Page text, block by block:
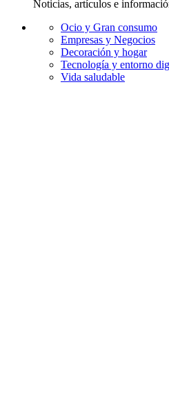
Noticias, artículos e
Ocio y Gran consumo
Empresas y Negocios
Decoración y hogar
Tecnología y entorno
Vida saludable